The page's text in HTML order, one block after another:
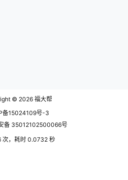
© 2026 福大帮
备15024109号-3
备 35012102500066号
次，耗时 0.0732 秒